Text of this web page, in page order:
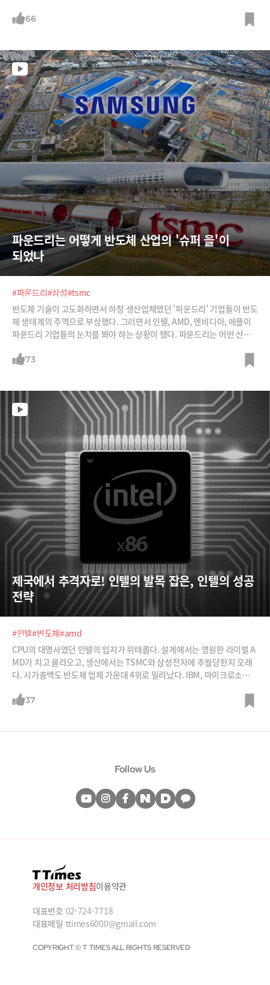
까?66
파운드리는 어떻게 반도체 산업의 '슈퍼 을'이
되었나
#파운드리#삼성#tsmc
반도체 기술이 고도화하면서 하청 생산업체였던 '파운드리' 기업들이 반도
체 생태계의 주역으로 부상했다. 그러면서 인텔, AMD, 엔비디아, 애플이
파운드리 기업들의 눈치를 봐야 하는 상황이 됐다. 파운드리는 어떤 산업
까. 또 둘의 경쟁에서 승자는 누가 될 것인가.
73
제국에서 추격자로! 인텔의 발목 잡은, 인텔의 성공
전략
#인텔#반도체#amd
CPU의 대명사였던 인텔의 입지가 위태롭다. 설계에서는 영원한 라이벌 A
MD가 치고 올라오고, 생산에서는 TSMC와 삼성전자에 추월당한지 오래
다. 시가총액도 반도체 업체 가운데 4위로 밀려났다. IBM, 마이크로소프트
인텔. 이 수직계열화가 이제 인텔의 발목을 잡고 있다. 인텔은 어디서부터
37
Follow Us
개인정보 처리방침이용약관
대표번호 02-724-7718
대표메일 ttimes6000@gmail.com
COPYRIGHT © T TIMES ALL RIGHTS RESERVED